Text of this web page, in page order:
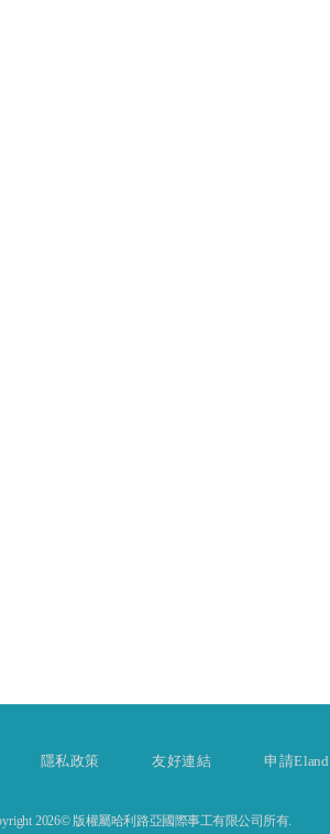
隱私政策 友好連結 申請Eland
2026© 版權屬哈利路亞國際事工有限公司所有.